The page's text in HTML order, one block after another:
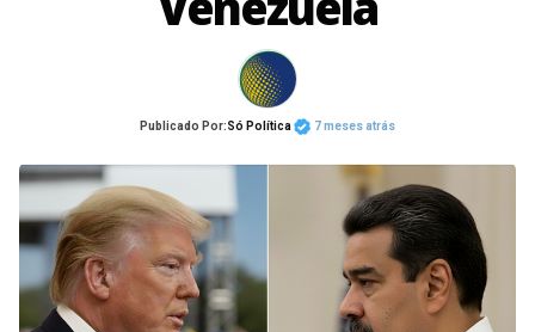
Publicado Por:Só Política 7 meses atrás